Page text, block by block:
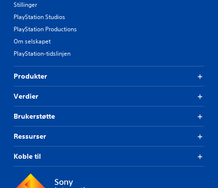
Stillinger
PlayStation Studios
PlayStation Productions
Om selskapet
PlayStation-tidslinjen
Produkter
Verdier
Brukerstøtte
Ressurser
Koble til